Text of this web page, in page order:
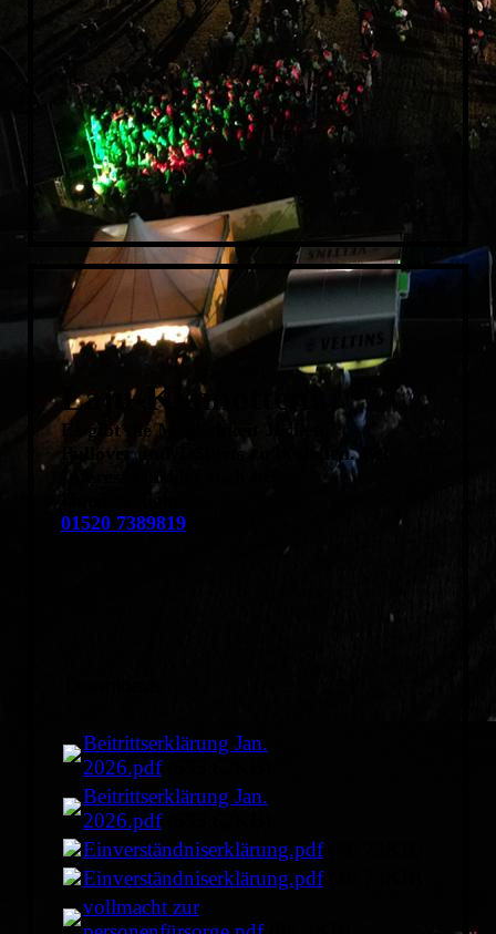
2008
2007
2006
2005
Laju-Klamotten!
Es gibt die Möglichkeit Jacken,
Pullover
und T-Shirts zu bestellen. Bei
Interesse meldet euch bei:
01520 7389819
Beitrittserklärung Jan.
2026.pdf(633.62KB)
Beitrittserklärung Jan.
2026.pdf(633.62KB)
Einverständniserklärung.pdf(40.73KB)
Einverständniserklärung.pdf(40.73KB)
vollmacht zur